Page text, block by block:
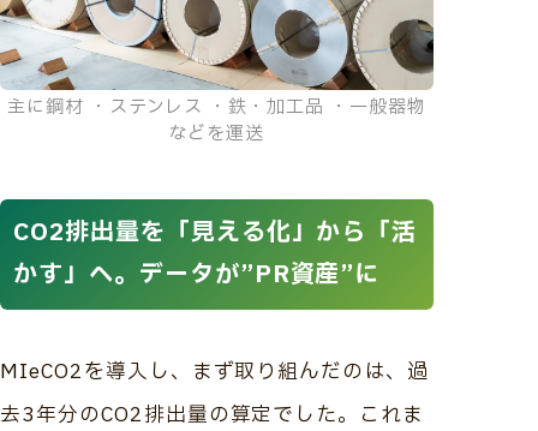
主に鋼材 ・ステンレス ・鉄・加工品 ・一般器物
などを運送
CO2排出量を「見える化」から「活
かす」へ。データが”PR資産”に
MIeCO2を導入し、まず取り組んだのは、過
去3年分のCO2排出量の算定でした。これま